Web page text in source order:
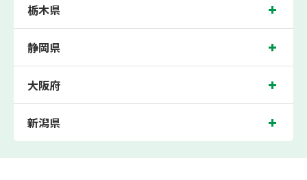
栃木県
静岡県
大阪府
新潟県